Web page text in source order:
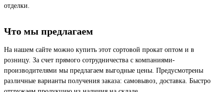
отделки.
Что мы предлагаем
На нашем сайте можно купить этот сортовой прокат оптом и в
розницу. За счет прямого сотрудничества с компаниями-
производителями мы предлагаем выгодные цены. Предусмотрены
различные варианты получения заказа: самовывоз, доставка. Быстро